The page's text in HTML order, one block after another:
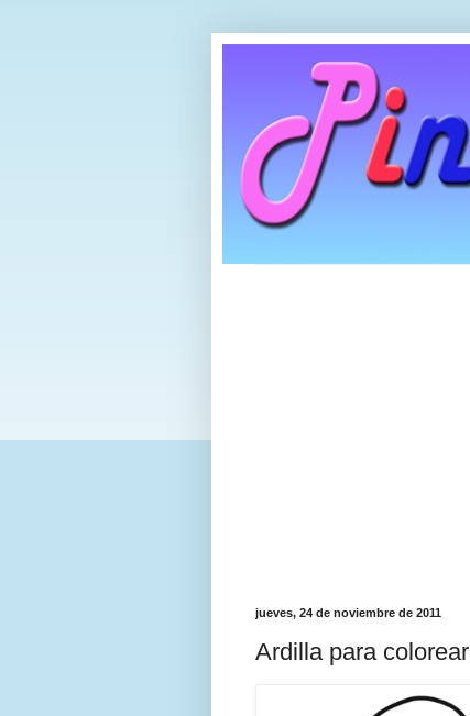
jueves, 24 de noviembre de 2011
Ardilla para colorear